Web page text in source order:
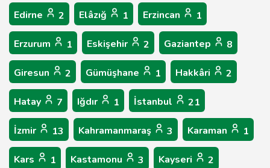
Edirne 2 Elâzığ 1 Erzincan 1
Erzurum 1 Eskişehir 2 Gaziantep 8
Giresun 2 Gümüşhane 1 Hakkâri 2
Hatay 7 Iğdır 1 İstanbul 21
İzmir 13 Kahramanmaraş 3 Karaman 1
Kars 1 Kastamonu 3 Kayseri 2